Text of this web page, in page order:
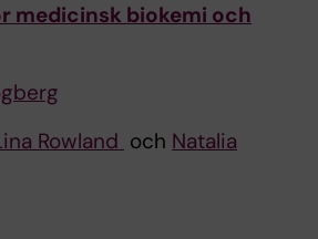
medicinsk biokemi och
Rowland och Natalia